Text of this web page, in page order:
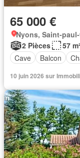
65 000 €
Nyons, Saint-
2 Pièces
57
Cave
Balcon
10 juin 2026 sur